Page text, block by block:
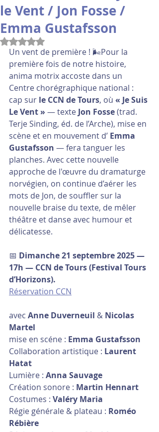
le Vent / Jon Fosse /
Emma Gustafsson
Noté NaN étoiles sur 5.
Un vent de première ! 🌬️Pour la
première fois de notre histoire,
anima motrix accoste dans un
Centre chorégraphique national :
cap sur le CCN de Tours, où « Je Suis
Le Vent » — texte Jon Fosse (trad.
Terje Sinding, éd. de l’Arche), mise en
scène et en mouvement d’ Emma
Gustafsson — fera tanguer les
planches. Avec cette nouvelle
approche de l'œuvre du dramaturge
norvégien, on continue d’aérer les
mots de Jon, de souffler sur la
nouvelle braise du texte, de mêler
théâtre et danse avec humour et
délicatesse.
📅 Dimanche 21 septembre 2025 —
17h — CCN de Tours (Festival Tours
d’Horizons).
Réservation CCN
avec Anne Duverneuil & Nicolas
Martel
mise en scéne : Emma Gustafsson
Collaboration artistique : Laurent
Hatat
Lumière : Anna Sauvage
Création sonore : Martin Hennart
Costumes : Valéry Maria
Régie générale & plateau : Roméo
Rébière